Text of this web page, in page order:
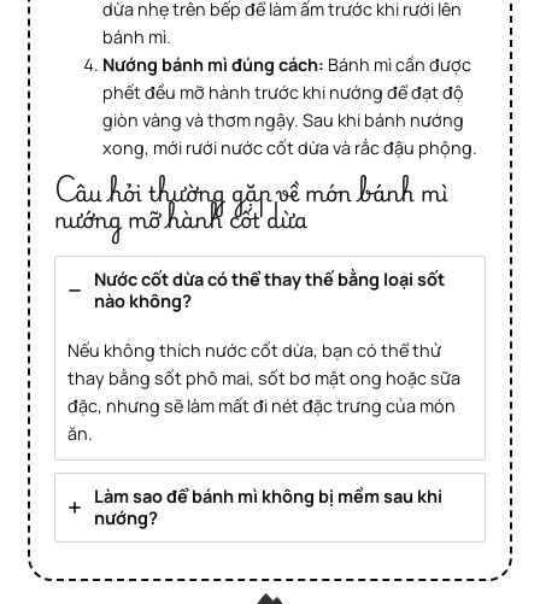
dừa nhẹ trên bếp để làm ấm trước khi rưới lên
bánh mì.
Nướng bánh mì đúng cách: Bánh mì cần được
phết đều mỡ hành trước khi nướng để đạt độ
giòn vàng và thơm ngậy. Sau khi bánh nướng
xong, mới rưới nước cốt dừa và rắc đậu phộng.
Câu hỏi thường gặp về món bánh mì
nướng mỡ hành cốt dừa
Nước cốt dừa có thể thay thế bằng loại sốt
nào không?
Nếu không thích nước cốt dừa, bạn có thể thử
thay bằng sốt phô mai, sốt bơ mật ong hoặc sữa
đặc, nhưng sẽ làm mất đi nét đặc trưng của món
ăn.
Làm sao để bánh mì không bị mềm sau khi
nướng?